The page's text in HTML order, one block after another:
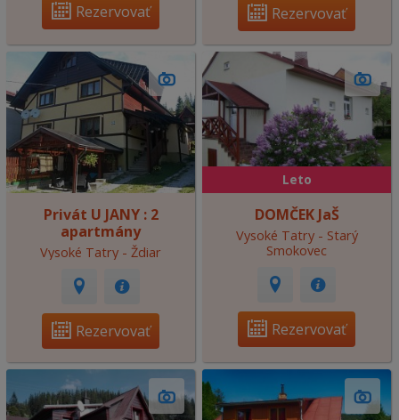
Rezervovať Rezervovať
Privát U JANY : 2
apartmány
Vysoké Tatry - Ždiar
Rezervovať
Leto
DOMČEK JaŠ
Vysoké Tatry - Starý
Smokovec
Rezervovať